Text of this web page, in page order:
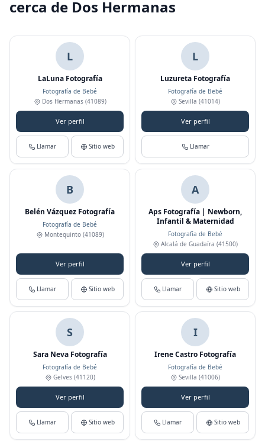
cerca de Dos Hermanas
L
LaLuna Fotografía
Fotografía de Bebé
Dos Hermanas(41089)
Ver perfil
Llamar Sitio web
L
Luzureta Fotografía
Fotografía de Bebé
Sevilla (41014)
Ver perfil
Llamar
B
Belén Vázquez Fotografía
Fotografía de Bebé
Montequinto(41089)
Ver perfil
Llamar Sitio web
A
Aps Fotografía | Newborn,
Infantil & Maternidad
Fotografía de Bebé
Alcalá de Guadaíra (41500)
Ver perfil
Llamar Sitio web
S
Sara Neva Fotografía
Fotografía de Bebé
Gelves(41120)
Ver perfil
Llamar Sitio web
I
Irene Castro Fotografía
Fotografía de Bebé
Sevilla (41006)
Ver perfil
Llamar Sitio web